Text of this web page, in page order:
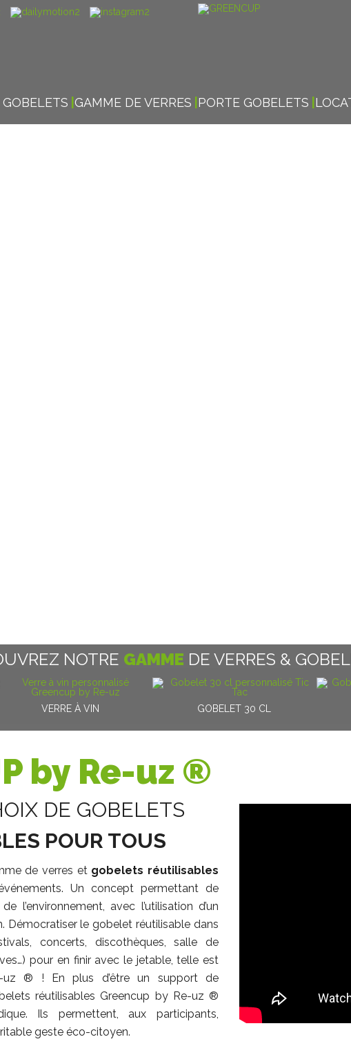
GAMME DE VERRES PORTE GOBELETS
NOTRE GAMME DE VERRES &
VERRE À VIN GOBELET 30 CL
by Re-uz ®
DE GOBELETS
POUR TOUS
de verres et gobelets réutilisables
Un concept permettant de
l’environnement, avec l’utilisation d’un
Démocratiser le gobelet réutilisable dans
concerts, discothèques, salle de
pour en finir avec le jetable, telle est
uz ® ! En plus d’être un support de
réutilisables Greencup by Re-uz ®
Ils permettent, aux participants,
geste éco-citoyen.